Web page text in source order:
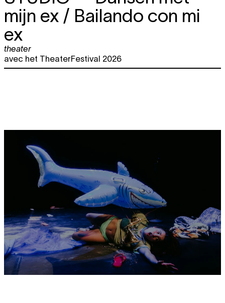
mijn ex / Bailando con mi
ex
theater
avec het TheaterFestival 2026